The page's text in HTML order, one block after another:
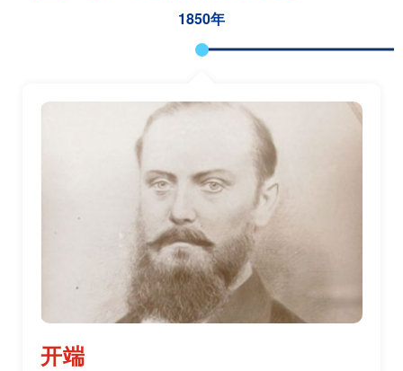
1850年
开端